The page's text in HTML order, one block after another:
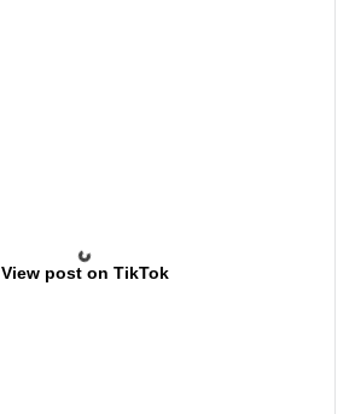
View post on TikTok